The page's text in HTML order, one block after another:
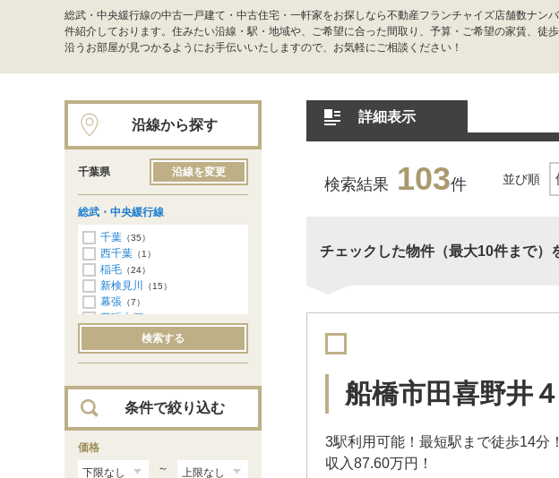
総武・中央緩行線の中古一戸建て・中古住宅・一軒家をお探しなら不動産フランチャイズ店舗数ナ
件紹介しております。住みたい沿線・駅・地域や、ご希望に合った間取り、予算・ご希望の家賃、
沿うお部屋が見つかるようにお手伝いいたしますので、お気軽にご相談ください！
詳細表示
検索結果 103件 並び順
チェックした物件（最大10件まで）
船橋市田喜野井
3駅利用可能！最短駅まで徒歩14分
収入87.60万円！
沿線から探す
千葉県 沿線を変更
総武・中央緩行線
千葉 （35）
西千葉 （1）
稲毛 （24）
新検見川 （15）
幕張 （7）
幕張本郷
（10）
東船橋（1）
船橋（1）
下総中山 （2）
本八幡（10）
市川（5）
検索する
条件で絞り込む
価格
～